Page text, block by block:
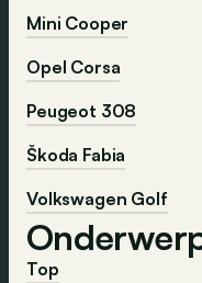
Mini Cooper
Opel Corsa
Peugeot 308
Škoda Fabia
Volkswagen Golf
Top